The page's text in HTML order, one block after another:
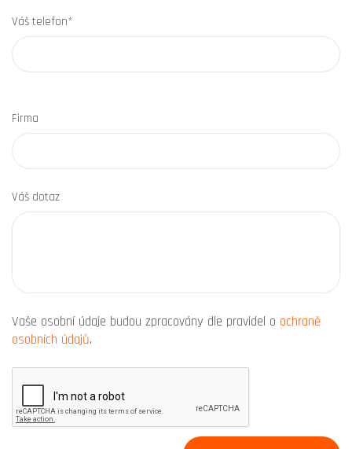
Váš telefon*
Firma
Váš dotaz
Vaše osobní údaje budou zpracovány dle pravidel o ochraně
osobních údajů.